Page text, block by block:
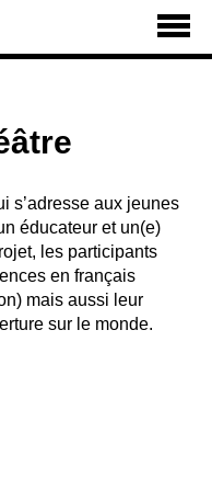
s’adresse aux jeunes
éducateur et un(e)
les participants
en français
mais aussi leur
sur le monde.